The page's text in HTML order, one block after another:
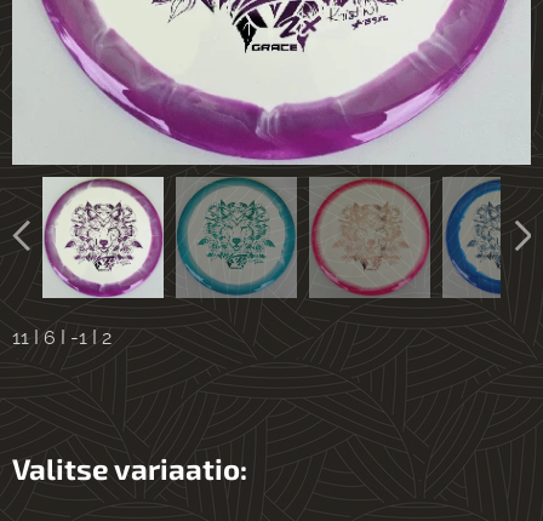
11 I 6 I -1 I 2
Valitse variaatio: